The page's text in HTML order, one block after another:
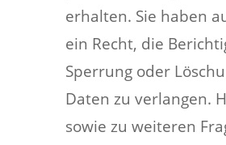
erhalten. Sie haben
ein Recht, die
Sperrung oder
Daten zu verlangen.
sowie zu weiteren